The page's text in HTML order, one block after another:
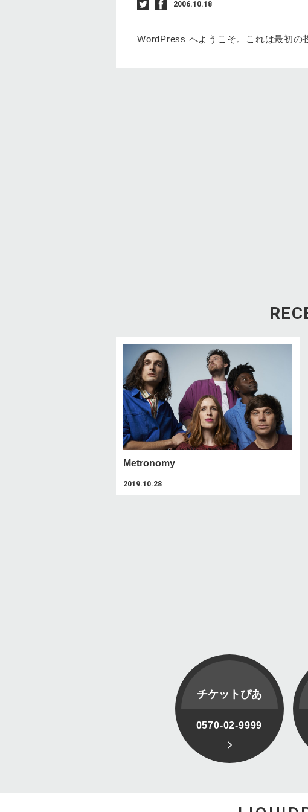
2006.10.18
WordPress へようこそ。これは最初の
Metronomy
2019.10.28
チケットぴあ
0570-02-9999